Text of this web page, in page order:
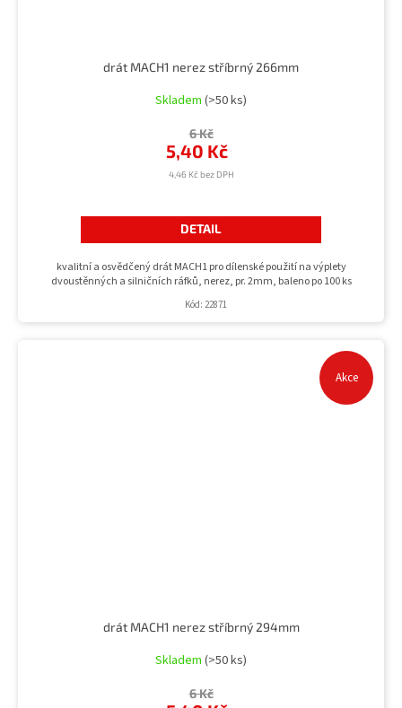
drát MACH1 nerez stříbrný 266mm
Skladem (>50 ks)
4,46 Kč bez DPH
5,40 Kč
6 Kč
DETAIL
kvalitní a osvědčený drát MACH1 pro dílenské použití na výplety
dvoustěnných a silničních ráfků, nerez, pr. 2mm, baleno po 100 ks
Kód: 22871
Akce
drát MACH1 nerez stříbrný 294mm
Skladem (>50 ks)
6 Kč